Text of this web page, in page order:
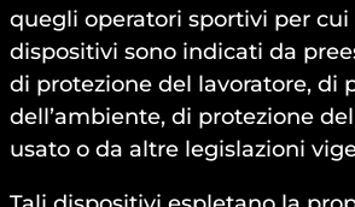
quegli operatori sportivi per cui
dispositivi sono indicati da
di protezione del lavoratore, di
dell’ambiente, di protezione
usato o da altre legislazioni